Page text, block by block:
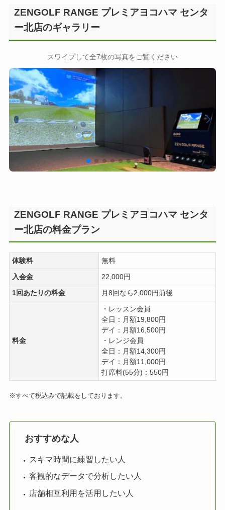
ZENGOLF RANGE プレミアヨコハマ センタ
ー北店のギャラリー
スワイプして全7枚の写真をご覧ください
ZENGOLF RANGE プレミアヨコハマ センタ
ー北店の料金プラン
体験料 無料
入会金 22,000円
1回あたりの料金 月8回なら2,000円前後
料金
・レッスン会員
全日：月額19,800円
デイ：月額16,500円
・レンジ会員
全日：月額14,300円
デイ：月額11,000円
打席料(55分)：550円
※すべて税込みで記載をしております。
おすすめな人
スキマ時間に練習したい人
客観的なデータで分析したい人
店舗相互利用を活用したい人